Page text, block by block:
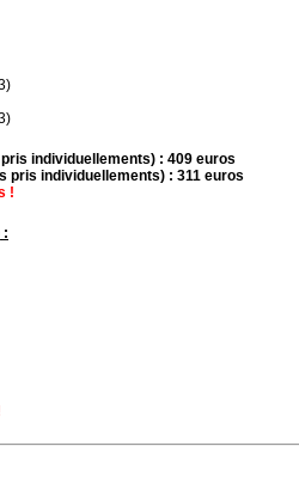
individuellements) : 409 euros
pris individuellements) : 311 euros
!
: